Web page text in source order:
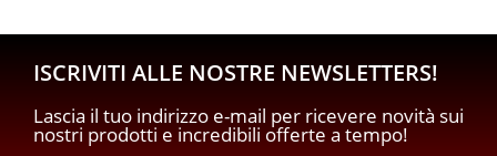
ISCRIVITI ALLE NOSTRE NEWSLETTERS!
Lascia il tuo indirizzo e-mail per ricevere novità sui
nostri prodotti e incredibili offerte a tempo!